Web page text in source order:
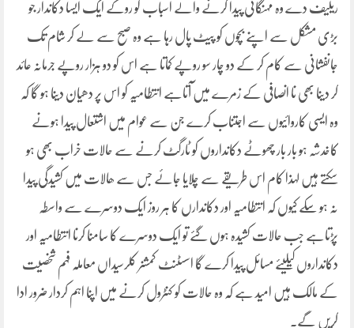
ریلیف دے وہ مہنگائی پیدا کرنے والے اسباب کو روکے ایک ایسا دکاندار جو
بڑی مشکل سے اپنے بچوں کو پیٹ پال رہا ہے وہ صبح سے لے کر شام تک
جانفشانی سے کام کر کے دو چار سو روپے کماتا ہے اس کو دو ہزار روپے جرمانہ عائد
کر دینا بھی نا انصافی کے زمرے میں آتاہے انتطامیہ کو اس پر دھیان دینا ہو گا کہ
وہ ایسی کاروائیوں سے اجتناب کرے جن سے عوام میں اشتعال پیدا ہونے
کاخدشہ ہو بار بار چھوٹے دکانداروں کو ٹارگٹ کرنے سے حالات خراب بھی ہو
سکتے ہیں لہذا کام اس طریقے سے چلایا جائے جس سے ھالات میں کشیدگی پیدا
نہ ہو سکے کیوں کہ انتطامیہ اور دکاندارں کا ہر روز ایک دوسرے سے واسطہ
پڑتاہے جب حالات کشیدہ ہوں گئے تو ایک دوسرے کا سامنا کرنا انتطامیہ اور
دکانداروں کیلیئے مسائل پیدا کرے گا اسسٹنٹ کمشنر کلرسیداں معاملہ فہم شخصیت
کے مالک ہیں امید ہے کہ وہ حالات کو کنٹرول کرنے میں اپنا اہم کردار ضرور ادا
کریں گے۔